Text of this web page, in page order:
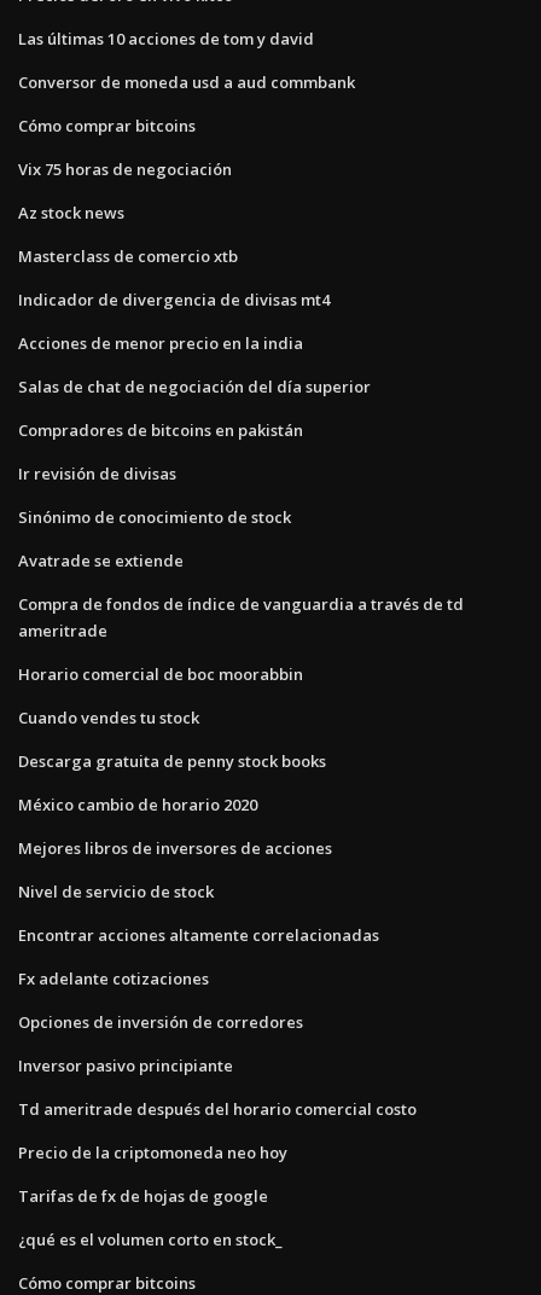
Las últimas 10 acciones de tom y david
Conversor de moneda usd a aud commbank
Cómo comprar bitcoins
Vix 75 horas de negociación
Az stock news
Masterclass de comercio xtb
Indicador de divergencia de divisas mt4
Acciones de menor precio en la india
Salas de chat de negociación del día superior
Compradores de bitcoins en pakistán
Ir revisión de divisas
Sinónimo de conocimiento de stock
Avatrade se extiende
Compra de fondos de índice de vanguardia a través de td
ameritrade
Horario comercial de boc moorabbin
Cuando vendes tu stock
Descarga gratuita de penny stock books
México cambio de horario 2020
Mejores libros de inversores de acciones
Nivel de servicio de stock
Encontrar acciones altamente correlacionadas
Fx adelante cotizaciones
Opciones de inversión de corredores
Inversor pasivo principiante
Td ameritrade después del horario comercial costo
Precio de la criptomoneda neo hoy
Tarifas de fx de hojas de google
¿qué es el volumen corto en stock_
Cómo comprar bitcoins